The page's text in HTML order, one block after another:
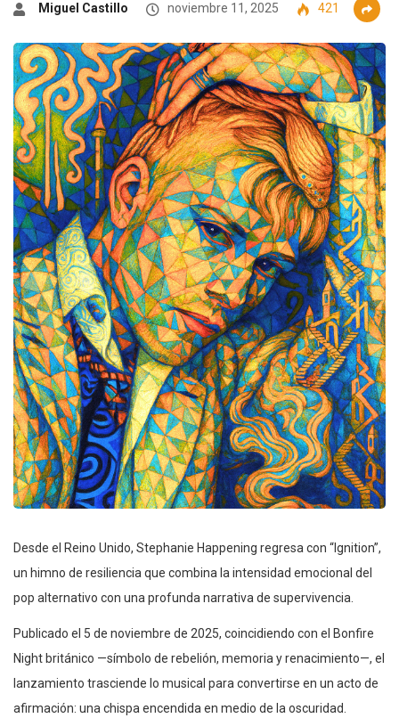
Miguel Castillo noviembre 11, 2025 421
Desde el Reino Unido, Stephanie Happening regresa con “Ignition”,
un himno de resiliencia que combina la intensidad emocional del
pop alternativo con una profunda narrativa de supervivencia.
Publicado el 5 de noviembre de 2025, coincidiendo con el Bonfire
Night británico —símbolo de rebelión, memoria y renacimiento—, el
lanzamiento trasciende lo musical para convertirse en un acto de
afirmación: una chispa encendida en medio de la oscuridad.